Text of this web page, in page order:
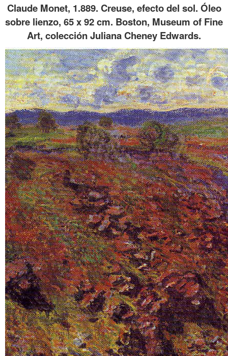
Claude Monet, 1.889. Creuse, efecto del sol. Óleo
sobre lienzo, 65 x 92 cm. Boston, Museum of Fine
Art, colección Juliana Cheney Edwards.